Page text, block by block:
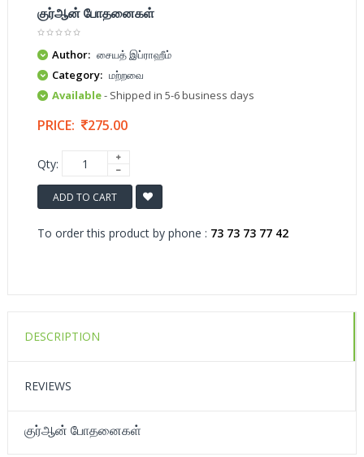
குர்ஆன் போதனைகள்
Author: சையத் இப்ராஹீம்
Category: மற்றவை
Available- Shipped in 5-6 business days
PRICE: 275.00
Qty:
ADD TO CART
To order this product by phone : 73 73 73 77 42
DESCRIPTION
REVIEWS
குர்ஆன் போதனைகள்